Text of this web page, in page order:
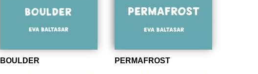
BOULDER PERMAFROST